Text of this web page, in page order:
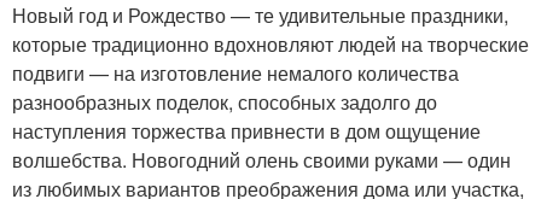
Новый год и Рождество — те удивительные праздники,
которые традиционно вдохновляют людей на творческие
подвиги — на изготовление немалого количества
разнообразных поделок, способных задолго до
наступления торжества привнести в дом ощущение
волшебства. Новогодний олень своими руками — один
из любимых вариантов преображения дома или участка,